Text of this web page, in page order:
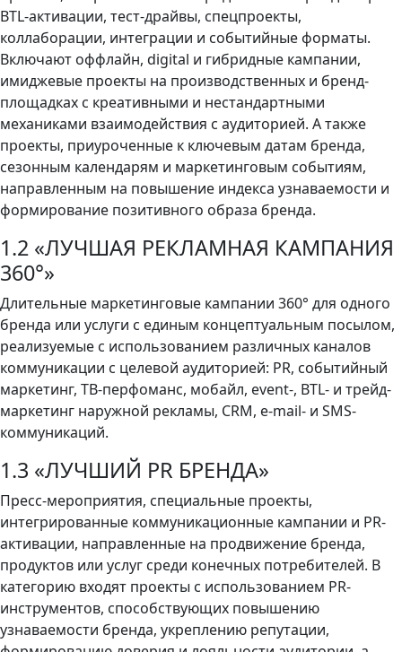
BTL-активации, тест-драйвы, спецпроекты,
коллаборации, интеграции и событийные форматы.
Включают оффлайн, digital и гибридные кампании,
имиджевые проекты на производственных и бренд-
площадках с креативными и нестандартными
механиками взаимодействия с аудиторией. А также
проекты, приуроченные к ключевым датам бренда,
сезонным календарям и маркетинговым событиям,
направленным на повышение индекса узнаваемости и
формирование позитивного образа бренда.
1.2 «ЛУЧШАЯ РЕКЛАМНАЯ КАМПАНИЯ
360°»
Длительные маркетинговые кампании 360° для одного
бренда или услуги с единым концептуальным посылом,
реализуемые с использованием различных каналов
коммуникации с целевой аудиторией: PR, событийный
маркетинг, ТВ-перфоманс, мобайл, event-, BTL- и трейд-
маркетинг наружной рекламы, CRM, e-mail- и SMS-
коммуникаций.
1.3 «ЛУЧШИЙ PR БРЕНДА»
Пресс-мероприятия, специальные проекты,
интегрированные коммуникационные кампании и PR-
активации, направленные на продвижение бренда,
продуктов или услуг среди конечных потребителей. В
категорию входят проекты с использованием PR-
инструментов, способствующих повышению
узнаваемости бренда, укреплению репутации,